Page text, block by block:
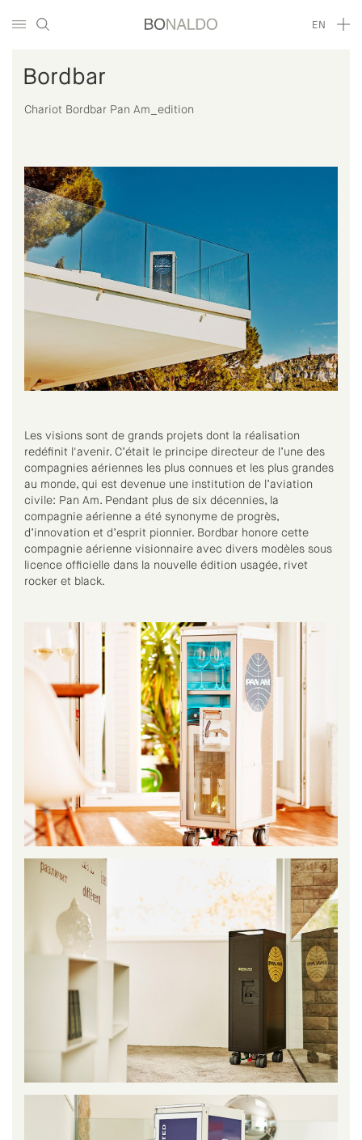
EN
Bordbar
Chariot Bordbar Pan Am_edition
Les visions sont de grands projets dont la réalisation
redéfinit l'avenir. C’était le principe directeur de l’une des
compagnies aériennes les plus connues et les plus grandes
au monde, qui est devenue une institution de l’aviation
civile: Pan Am. Pendant plus de six décennies, la
compagnie aérienne a été synonyme de progrès,
d’innovation et d’esprit pionnier. Bordbar honore cette
compagnie aérienne visionnaire avec divers modèles sous
licence officielle dans la nouvelle édition usagée, rivet
rocker et black.